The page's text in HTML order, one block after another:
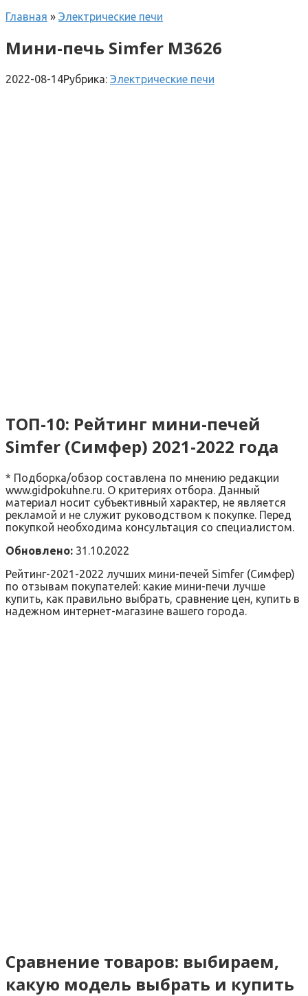
Главная » Электрические печи
Мини-печь Simfer M3626
2022-08-14Рубрика: Электрические печи
ТОП-10: Рейтинг мини-печей
Simfer (Симфер) 2021-2022 года
* Подборка/обзор составлена по мнению редакции
www.gidpokuhne.ru. О критериях отбора. Данный
материал носит субъективный характер, не является
рекламой и не служит руководством к покупке. Перед
покупкой необходима консультация со специалистом.
Обновлено: 31.10.2022
Рейтинг-2021-2022 лучших мини-печей Simfer (Симфер)
по отзывам покупателей: какие мини-печи лучше
купить, как правильно выбрать, сравнение цен, купить в
надежном интернет-магазине вашего города.
Сравнение товаров: выбираем,
какую модель выбрать и купить